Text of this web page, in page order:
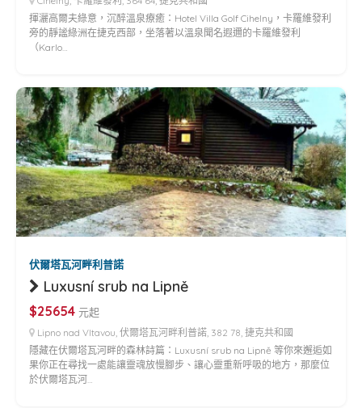
揮灑高爾夫綠意，沉醉溫泉療癒：Hotel Villa Golf Cihelny，卡羅維發利
旁的靜謐綠洲在捷克西部，坐落著以溫泉聞名遐邇的卡羅維發利
（Karlo…
伏爾塔瓦河畔利普諾
Luxusní srub na Lipně
$25654 元起
Lipno nad Vltavou, 伏爾塔瓦河畔利普諾, 382 78, 捷克共和國
隱藏在伏爾塔瓦河畔的森林詩篇：Luxusní srub na Lipně 等你來邂逅如
果你正在尋找一處能讓靈魂放慢腳步、讓心靈重新呼吸的地方，那麼位
於伏爾塔瓦河…